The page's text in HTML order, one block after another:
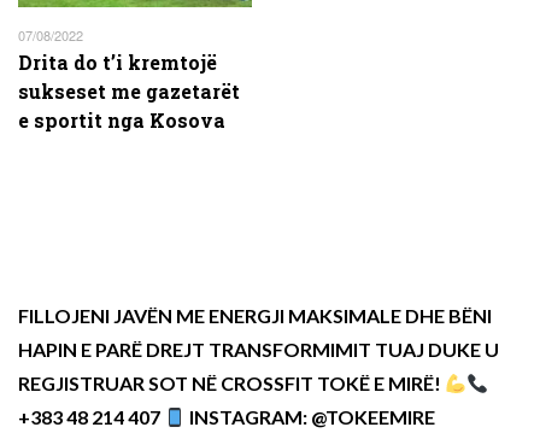
07/08/2022
Drita do t’i kremtojë
sukseset me gazetarët
e sportit nga Kosova
FILLOJENI JAVËN ME ENERGJI MAKSIMALE DHE BËNI
HAPIN E PARË DREJT TRANSFORMIMIT TUAJ DUKE U
REGJISTRUAR SOT NË CROSSFIT TOKË E MIRË!
+383 48 214 407
INSTAGRAM: @TOKEEMIRE